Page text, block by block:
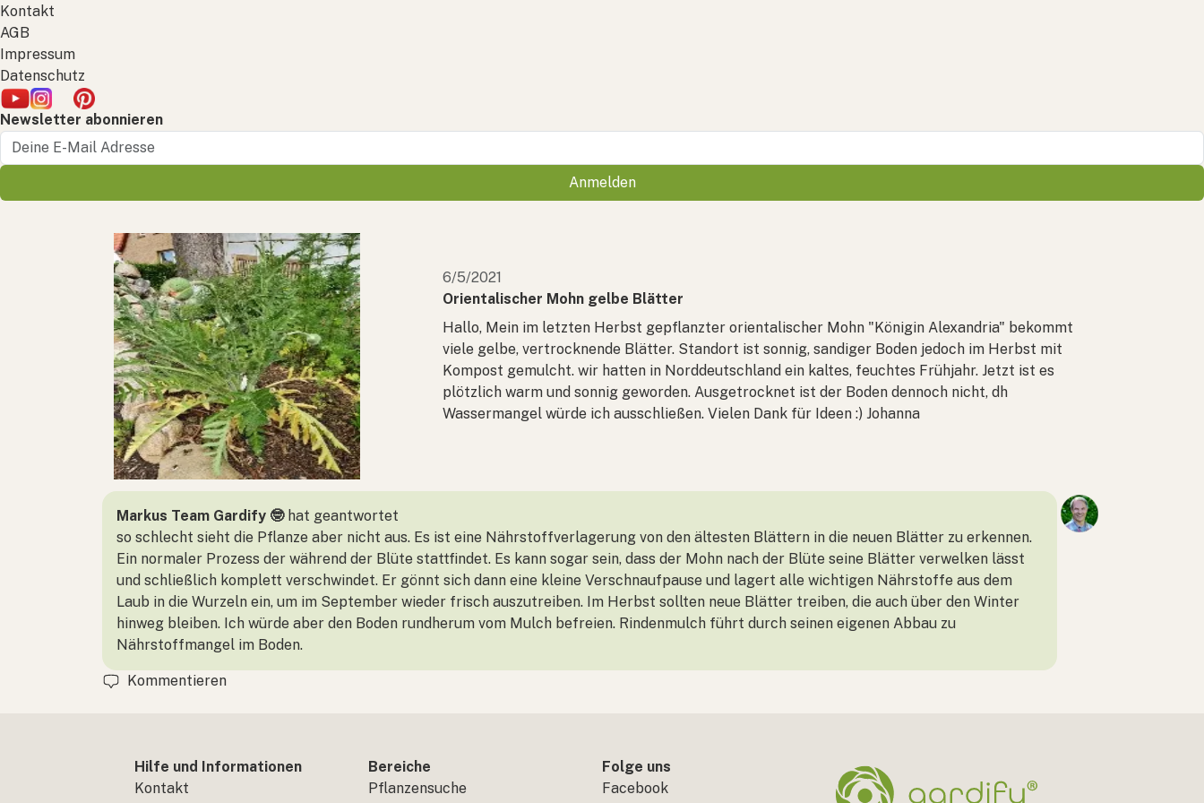
Kontakt
AGB
Impressum
Datenschutz
Newsletter abonnieren
Anmelden
6/5/2021
Orientalischer Mohn gelbe Blätter
Hallo, Mein im letzten Herbst gepflanzter orientalischer Mohn "Königin Alexandria" bekommt
viele gelbe, vertrocknende Blätter. Standort ist sonnig, sandiger Boden jedoch im Herbst mit
Kompost gemulcht. wir hatten in Norddeutschland ein kaltes, feuchtes Frühjahr. Jetzt ist es
plötzlich warm und sonnig geworden. Ausgetrocknet ist der Boden dennoch nicht, dh
Wassermangel würde ich ausschließen. Vielen Dank für Ideen :) Johanna
Markus Team Gardify 🤓hat geantwortet
so schlecht sieht die Pflanze aber nicht aus. Es ist eine Nährstoffverlagerung von den ältesten Blättern in die neuen Blätter zu erkennen.
Ein normaler Prozess der während der Blüte stattfindet. Es kann sogar sein, dass der Mohn nach der Blüte seine Blätter verwelken lässt
und schließlich komplett verschwindet. Er gönnt sich dann eine kleine Verschnaufpause und lagert alle wichtigen Nährstoffe aus dem
Laub in die Wurzeln ein, um im September wieder frisch auszutreiben. Im Herbst sollten neue Blätter treiben, die auch über den Winter
hinweg bleiben. Ich würde aber den Boden rundherum vom Mulch befreien. Rindenmulch führt durch seinen eigenen Abbau zu
Nährstoffmangel im Boden.
Kommentieren
Hilfe und Informationen
Kontakt
Bereiche
Pflanzensuche
Folge uns
Facebook